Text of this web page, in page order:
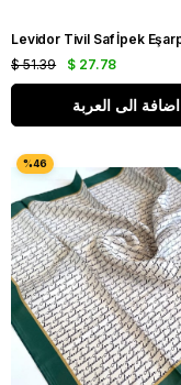
$ 27.78
$ 51.39
اضافة الى العربة